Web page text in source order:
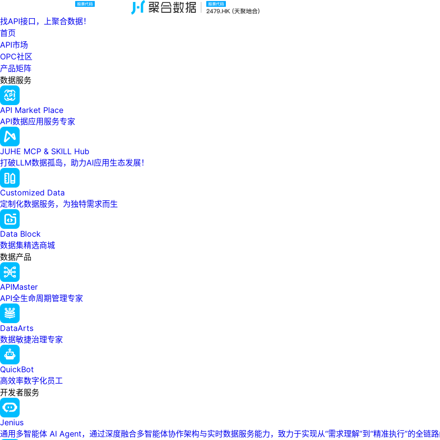
找API接口，上聚合数据！
首页
API市场
OPC社区
产品矩阵
数据服务
API Market Place
API数据应用服务专家
JUHE MCP & SKILL Hub
打破LLM数据孤岛，助力AI应用生态发展！
Customized Data
定制化数据服务，为独特需求而生
Data Block
数据集精选商城
数据产品
APIMaster
API全生命周期管理专家
DataArts
数据敏捷治理专家
QuickBot
高效率数字化员工
开发者服务
Jenius
通用多智能体 AI Agent，通过深度融合多智能体协作架构与实时数据服务能力，致力于实现从“需求理解”到“精准执行”的全链